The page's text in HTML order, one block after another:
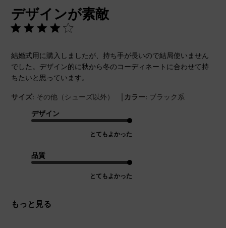
デザインが素敵
結婚式用に購入しましたが、持ち手が長いので結局使いません
でした。デザイン的に秋から冬のコーディネートに合わせて持
ちたいと思っています。
サイズ: その他（シューズ以外） | カラー: ブラック系
デザイン
とてもよかった
品質
とてもよかった
もっと見る